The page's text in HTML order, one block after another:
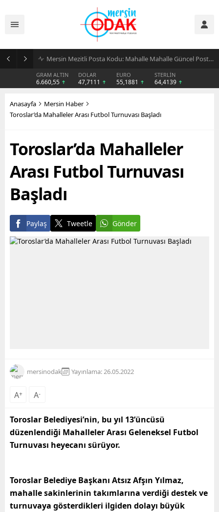
Günlük Stil İçin Erkek Sneaker Önerileri
GRAM ALTIN
6.660,55
DOLAR
47,7111
EURO
55,1881
STERLİN
64,4139
Anasayfa
Mersin Haber
Toroslar’da Mahalleler Arası Futbol Turnuvası Başladı
Toroslar’da Mahalleler
Arası Futbol Turnuvası
Başladı
Paylaş Tweetle Gönder
mersinodak Yayınlama: 26.05.2022
A+ A-
Toroslar Belediyesi’nin, bu yıl 13’üncüsü
düzenlendiği Mahalleler Arası Geleneksel Futbol
Turnuvası heyecanı sürüyor.
Toroslar Belediye Başkanı Atsız Afşın Yılmaz,
mahalle sakinlerinin takımlarına verdiği destek ve
turnuvaya gösterdikleri ilgiden dolayı büyük